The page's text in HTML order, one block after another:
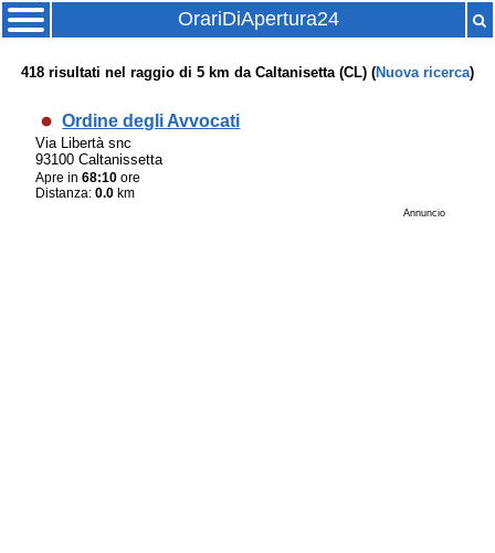
OrariDiApertura24
418 risultati nel raggio di 5 km da Caltanisetta (CL) (Nuova ricerca)
Ordine degli Avvocati
Via Libertà snc
93100 Caltanissetta
Apre in68:10 ore
Distanza:0.0 km
Annuncio